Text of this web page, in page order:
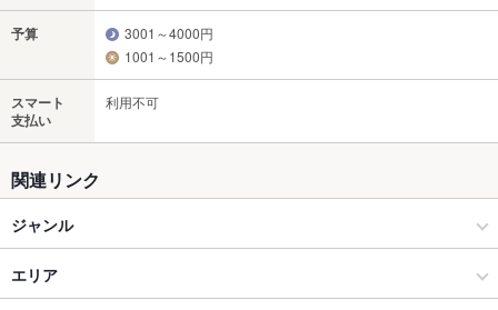
予算
3001～4000円
1001～1500円
スマート
支払い
利用不可
関連リンク
ジャンル
居酒屋
エリア